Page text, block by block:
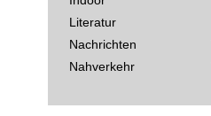
Literatur
Nachrichten
Nahverkehr